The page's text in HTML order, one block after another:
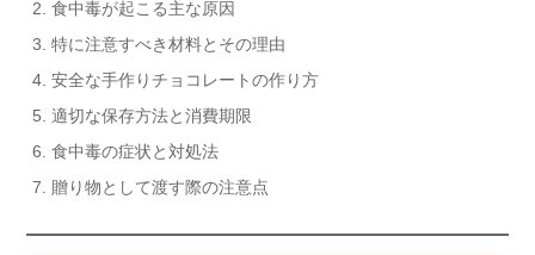
食中毒が起こる主な原因
特に注意すべき材料とその理由
安全な手作りチョコレートの作り方
適切な保存方法と消費期限
食中毒の症状と対処法
贈り物として渡す際の注意点